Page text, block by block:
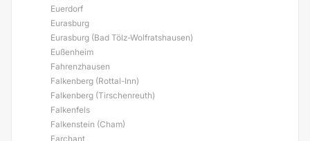
Euerdorf
Eurasburg
Eurasburg (Bad Tölz-Wolfratshausen)
Eußenheim
Fahrenzhausen
Falkenberg (Rottal-Inn)
Falkenberg (Tirschenreuth)
Falkenfels
Falkenstein (Cham)
Farchant